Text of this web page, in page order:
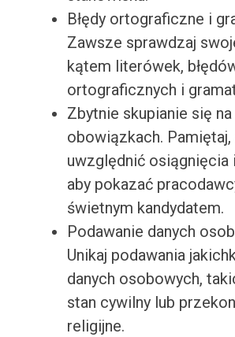
Błędy ortograficzne i
Zawsze sprawdzaj
kątem literówek,
ortograficznych i
Zbytnie skupianie się na
obowiązkach. Pamiętaj,
uwzględnić osiągnięcia
aby pokazać
świetnym kandydatem.
Podawanie danych
Unikaj podawania
danych osobowych,
stan cywilny lub
religijne.